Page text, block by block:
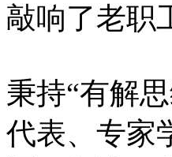
敲响了老职
秉持“有解
代表、专家